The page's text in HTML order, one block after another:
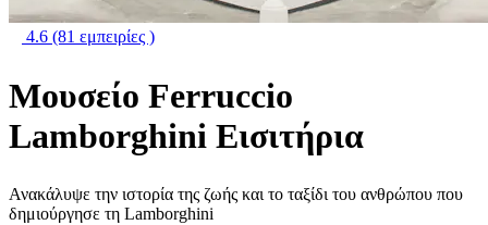
4.6 (81 εμπειρίες )
Μουσείο Ferruccio
Lamborghini Εισιτήρια
Ανακάλυψε την ιστορία της ζωής και το ταξίδι του ανθρώπου που
δημιούργησε τη Lamborghini